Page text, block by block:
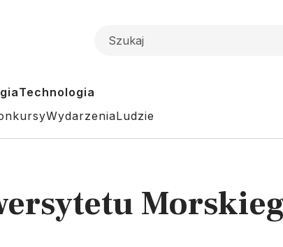
Technologia
WydarzeniaLudzie